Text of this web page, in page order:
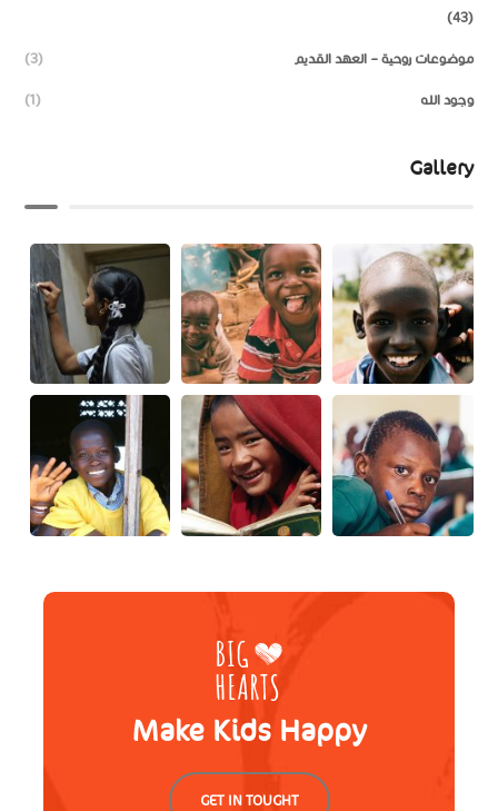
(43)
موضوعات روحية – العهد القديم (3)
وجود الله (1)
Gallery
Make Kids Happy
GET IN TOUGHT